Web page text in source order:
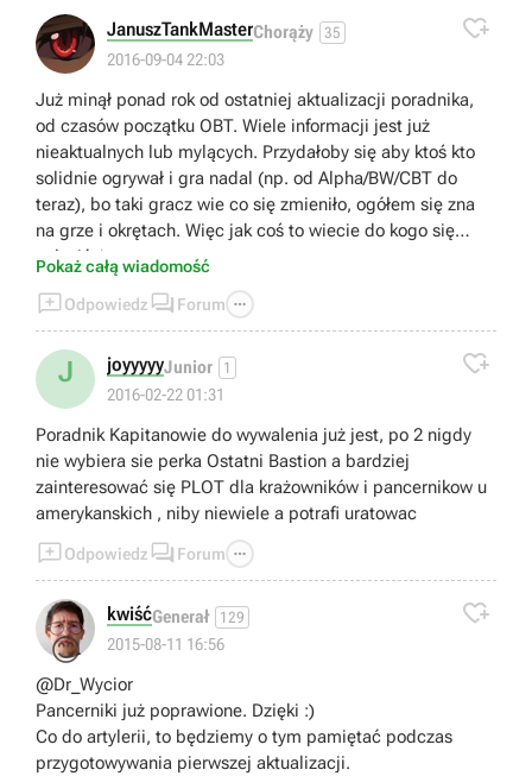
JanuszTankMasterChorąży 35
2016-09-04 22:03

Już minął ponad rok od ostatniej aktualizacji poradnika,
od czasów początku OBT. Wiele informacji jest już
nieaktualnych lub mylących. Przydałoby się aby ktoś kto
solidnie ogrywał i gra nadal (np. od Alpha/BW/CBT do
teraz), bo taki gracz wie co się zmieniło, ogółem się zna
na grze i okrętach. Więc jak coś to wiecie do kogo się
zgłosić ;)
Pokaż całą wiadomość
Odpowiedz  Forum 
J joyyyyyJunior 1
2016-02-22 01:31

Poradnik Kapitanowie do wywalenia już jest, po 2 nigdy
nie wybiera sie perka Ostatni Bastion a bardziej
zainteresować się PLOT dla krażowników i pancernikow u
amerykanskich , niby niewiele a potrafi uratowac
Odpowiedz  Forum 
😊
kwiśćGenerał 129
2015-08-11 16:56

@Dr_Wycior
Pancerniki już poprawione. Dzięki :)
Co do artylerii, to będziemy o tym pamiętać podczas
przygotowywania pierwszej aktualizacji.